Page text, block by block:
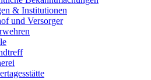
& Institutionen
und Versorger